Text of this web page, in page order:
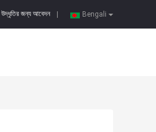
Bengali
উদ্ধৃতির জন্য আবেদন